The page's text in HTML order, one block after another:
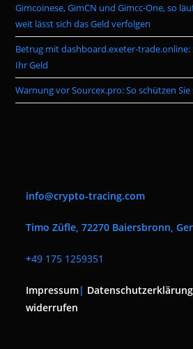
Gimcoinese, GimCN und Gimcc-One, so
weit lässt sich das Geld verfolgen
Betrug mit dashboard.exeter-trade.online:
Ihr Geld
Warnung vor Sourcex.pro: So schützen
info@crypto-tracing.com
Timo Züfle, 72270 Baiersbronn,
+49 175 1259351
Impressum| Datenschutzerklärung
widerrufen